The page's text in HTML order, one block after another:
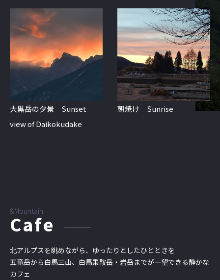
大黒岳の夕景 Sunset
view of Daikokudake
朝焼け Sunrise
&Mountain
Cafe
北アルプスを眺めながら、ゆったりとしたひとときを
五竜岳から白馬三山、白馬乗鞍岳・岩岳までが一望できる静かな
カフェ